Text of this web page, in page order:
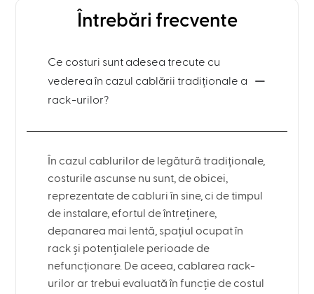
Întrebări frecvente
Ce costuri sunt adesea trecute cu
vederea în cazul cablării tradiționale a
rack-urilor?
În cazul cablurilor de legătură tradiționale,
costurile ascunse nu sunt, de obicei,
reprezentate de cabluri în sine, ci de timpul
de instalare, efortul de întreținere,
depanarea mai lentă, spațiul ocupat în
rack și potențialele perioade de
nefuncționare. De aceea, cablarea rack-
urilor ar trebui evaluată în funcție de costul